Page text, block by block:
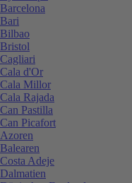
Barcelona
Bari
Bilbao
Bristol
Cagliari
Cala d'Or
Cala Millor
Cala Rajada
Can Pastilla
Can Picafort
Azoren
Balearen
Costa Adeje
Dalmatien